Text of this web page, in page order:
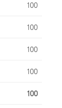
100
100
100
100
100